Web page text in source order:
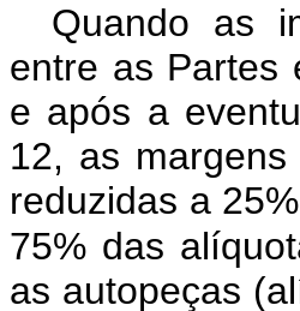
Quando as
entre as Partes
e após a
12, as
reduzidas a
75% das
as autopeças